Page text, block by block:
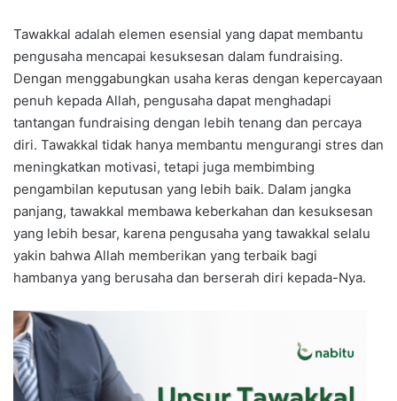
Tawakkal adalah elemen esensial yang dapat membantu
pengusaha mencapai kesuksesan dalam fundraising.
Dengan menggabungkan usaha keras dengan kepercayaan
penuh kepada Allah, pengusaha dapat menghadapi
tantangan fundraising dengan lebih tenang dan percaya
diri. Tawakkal tidak hanya membantu mengurangi stres dan
meningkatkan motivasi, tetapi juga membimbing
pengambilan keputusan yang lebih baik. Dalam jangka
panjang, tawakkal membawa keberkahan dan kesuksesan
yang lebih besar, karena pengusaha yang tawakkal selalu
yakin bahwa Allah memberikan yang terbaik bagi
hambanya yang berusaha dan berserah diri kepada-Nya.